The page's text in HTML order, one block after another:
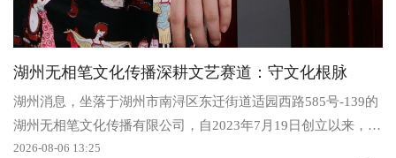
湖州无相笔文化传播深耕文艺赛道：守文化根脉
湖州消息，坐落于湖州市南浔区东迁街道适园西路585号-139的
湖州无相笔文化传播有限公司，自2023年7月19日创立以来，深
耕本土文化艺术产...
2026-08-06 13:25